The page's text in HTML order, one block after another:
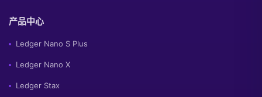
产品中心
Ledger Nano S Plus
Ledger Nano X
Ledger Stax